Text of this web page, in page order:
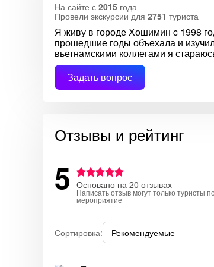
На сайте с 2015 года
Провели экскурсии для 2751 туриста
Я живу в городе Хошимин c 1998
прошедшие годы объехала и
вьетнамскими коллегами я
Задать вопрос
Отзывы и рейтинг
5 Основано на 20 отзывах
Написать отзыв могут только туристы
мероприятие
Сортировка: